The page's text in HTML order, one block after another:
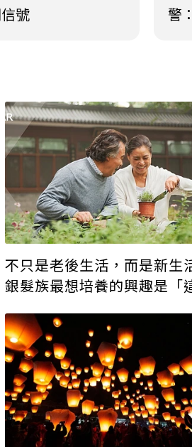
號
警
不只是老後生活，而是新生
銀髮族最想培養的興趣是「